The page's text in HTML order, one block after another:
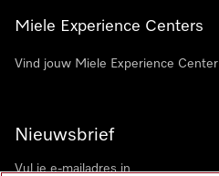
Miele Experience Centers
Vind jouw Miele Experience Center
Nieuwsbrief